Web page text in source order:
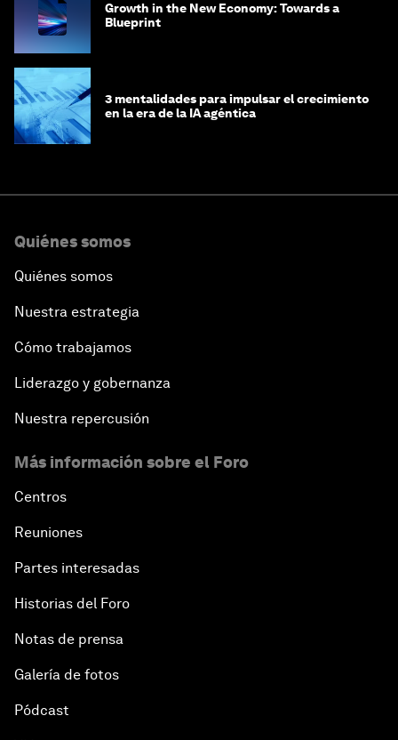
Growth in the New Economy: Towards a
Blueprint
3 mentalidades para impulsar el crecimiento
en la era de la IA agéntica
Quiénes somos
Quiénes somos
Nuestra estrategia
Cómo trabajamos
Liderazgo y gobernanza
Nuestra repercusión
Más información sobre el Foro
Centros
Reuniones
Partes interesadas
Historias del Foro
Notas de prensa
Galería de fotos
Pódcast